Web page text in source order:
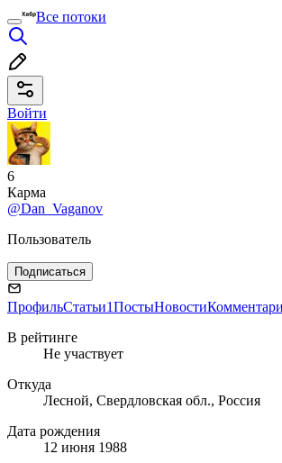
Все потоки
Войти
6
Карма
@Dan_Vaganov
Пользователь
Подписаться
ПрофильСтатьи1ПостыНовости
В рейтинге
Не участвует
Откуда
Лесной, Свердловская обл., Россия
Дата рождения
12 июня 1988